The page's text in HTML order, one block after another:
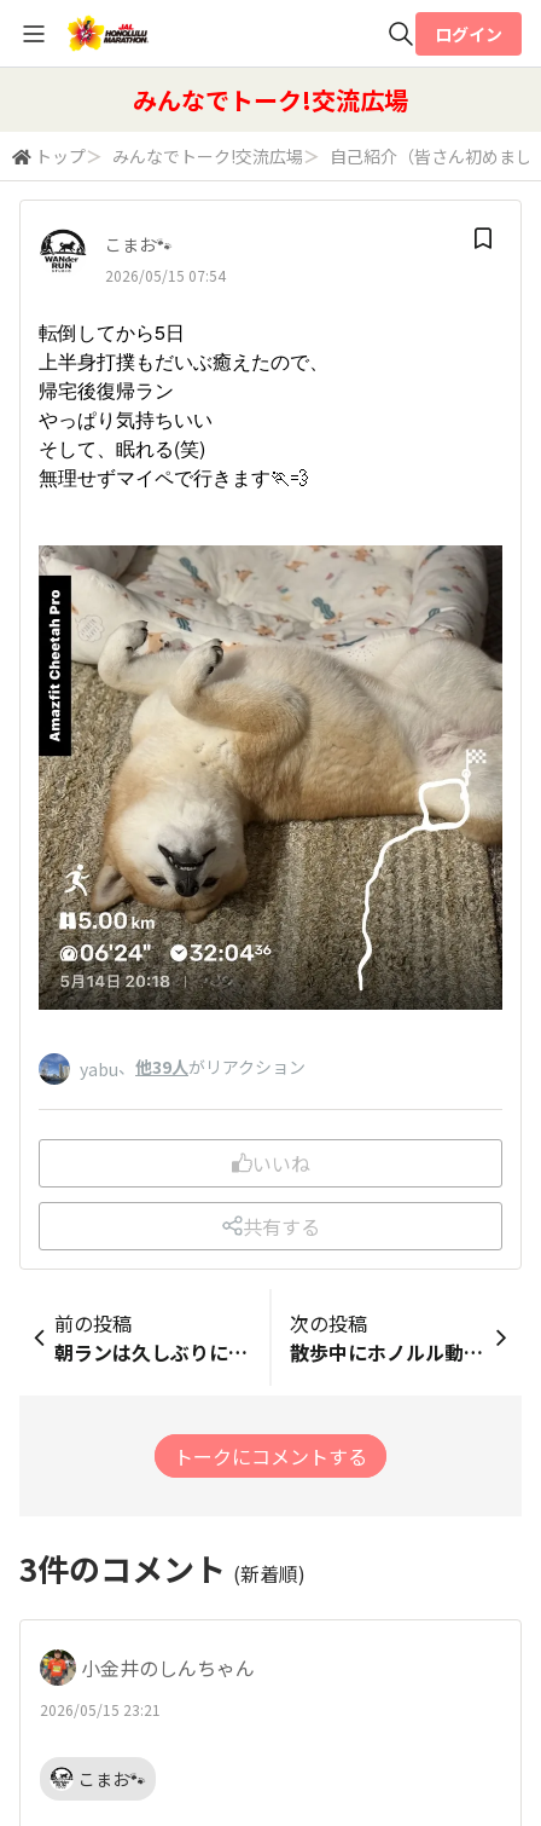
検索
ログイン
みんなでトーク!交流広場
トップ＞ みんなでトーク!交流広場＞ 自己紹介（皆さん初めまし
こまお🐾
2026/05/15 07:54
転倒してから5日
上半身打撲もだいぶ癒えたので、
帰宅後復帰ラン
やっぱり気持ちいい
そして、眠れる(笑)
無理せずマイペで行きます🏃💨
yabu、 他39人がリアクション
いいね
共有する
前の投稿
朝ランは久しぶりにベイエリアをフェリー埠頭方面へランニングしてきました日差しが眩しく春らしさが気持ちの良い朝でした
次の投稿
散歩中にホノルル動物園のキリンさん🦒
トークにコメントする
3件のコメント (新着順)
小金井のしんちゃん
2026/05/15 23:21
こまお🐾